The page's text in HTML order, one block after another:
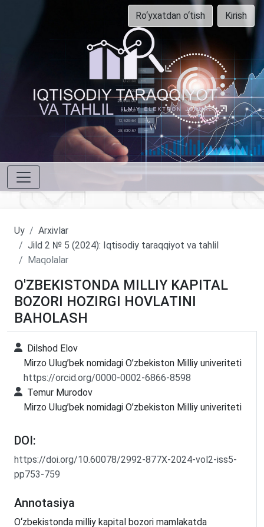
Ro‘yxatdan o‘tish Kirish
Uy
Arxivlar
Jild 2 № 5 (2024): Iqtisodiy taraqqiyot va tahlil
Maqolalar
O'ZBEKISTONDA MILLIY KAPITAL
BOZORI HOZIRGI HOVLATINI
BAHOLASH
Dilshod Elov
Mirzo Ulug’bek nomidagi O’zbekiston Milliy univeriteti
https://orcid.org/0000-0002-6866-8598
Temur Murodov
Mirzo Ulug’bek nomidagi O’zbekiston Milliy univeriteti
DOI:
https://doi.org/10.60078/2992-877X-2024-vol2-iss5-
pp753-759
Annotasiya
O‘zbekistonda milliy kapital bozori mamlakatda